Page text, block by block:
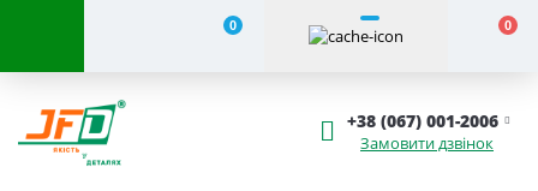
0 0
+38 (067) 001-2006
Замовити дзвінок